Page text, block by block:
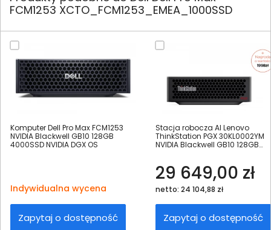
FCM1253 XCTO_FCM1253_EMEA_1000SSD
Komputer Dell Pro Max FCM1253
NVIDIA Blackwell GB10 128GB
4000SSD NVIDIA DGX OS
Indywidualna wycena
Zapytaj o dostępność
Stacja robocza AI Lenovo
ThinkStation PGX 30KL0002YM
NVIDIA Blackwell GB10 128GB
29 649,00 zł
netto: 24 104,88 zł
Zapytaj o dostępność